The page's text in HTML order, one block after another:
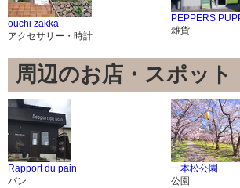
ouchi zakka
アクセサリー・時計
PEPPERS
雑貨
周辺のお店・スポット
Rapport du pain
パン
一本松公園
公園